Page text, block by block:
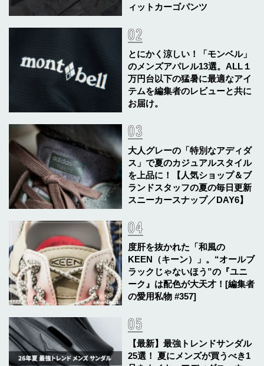
ィットカーゴパンツ
とにかく涼しい！「モンベル」
のメンズアパレル13選。ALL１
万円台以下の猛暑に最適なアイ
テムを編集者のレビューと共に
お届け。
大人グレーの「特別なアディダ
ス」で夏のカジュアルスタイル
を上品に！【人気ショップ＆ブ
ランドスタッフの夏の毎日更新
スニーカースナップ／DAY6】
度肝を抜かれた「和風の
KEEN（キーン）」。“オールブ
ラックじゃないほう”の『ユニ
ーク』は配色が大天才！[編集者
の愛用私物 #357]
【最新】最強トレンドサンダル
25選！ 夏にメンズが買うべき1